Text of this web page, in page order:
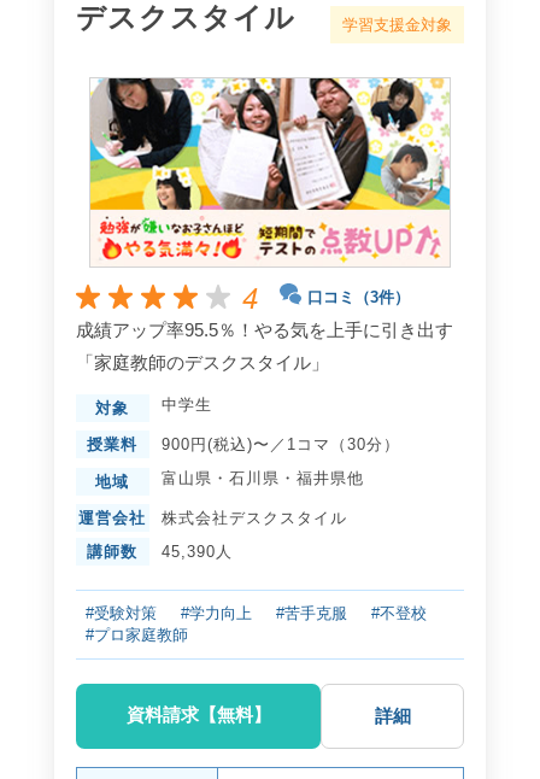
デスクスタイル 学習支援金対象
4 口コミ（3件）
成績アップ率95.5％！やる気を上手に引き出す
「家庭教師のデスクスタイル」
対象 中学生
授業料 900円(税込)〜／1コマ（30分）
地域 富山県 ・ 石川県 ・ 福井県他
運営会社
株式会社デスクスタイル
講師数
45,390人
#受験対策 #学力向上 #苦手克服
#不登校
#プロ家庭教師
資料請求【無料】 詳細